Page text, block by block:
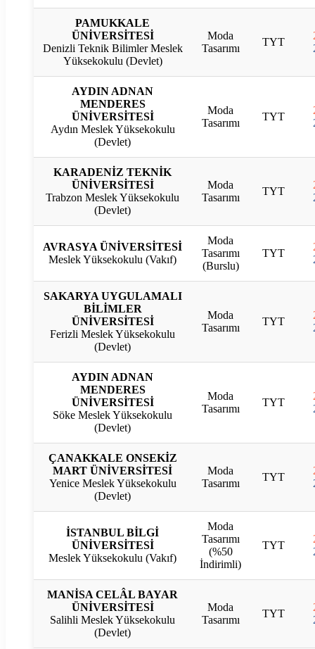
PAMUKKALE
ÜNİVERSİTESİ
Denizli Teknik Bilimler Meslek
Yüksekokulu (Devlet)
Moda
Tasarımı
TYT
AYDIN ADNAN
MENDERES
ÜNİVERSİTESİ
Aydın Meslek Yüksekokulu
(Devlet)
Moda
Tasarımı
TYT
KARADENİZ TEKNİK
ÜNİVERSİTESİ
Trabzon Meslek Yüksekokulu
(Devlet)
Moda
Tasarımı
TYT
AVRASYA ÜNİVERSİTESİ
Meslek Yüksekokulu (Vakıf)
Moda
Tasarımı
(Burslu)
TYT
SAKARYA UYGULAMALI
BİLİMLER
ÜNİVERSİTESİ
Ferizli Meslek Yüksekokulu
(Devlet)
Moda
Tasarımı
TYT
AYDIN ADNAN
MENDERES
ÜNİVERSİTESİ
Söke Meslek Yüksekokulu
(Devlet)
Moda
Tasarımı
TYT
ÇANAKKALE ONSEKİZ
MART ÜNİVERSİTESİ
Yenice Meslek Yüksekokulu
(Devlet)
Moda
Tasarımı
TYT
İSTANBUL BİLGİ
ÜNİVERSİTESİ
Meslek Yüksekokulu (Vakıf)
Moda
Tasarımı
(%50
İndirimli)
TYT
MANİSA CELÂL BAYAR
ÜNİVERSİTESİ
Salihli Meslek Yüksekokulu
(Devlet)
Moda
Tasarımı
TYT